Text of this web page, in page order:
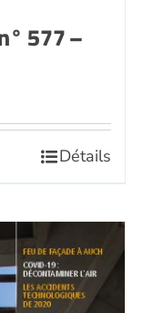
577 –
Détails